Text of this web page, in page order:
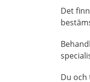
Det
Du och